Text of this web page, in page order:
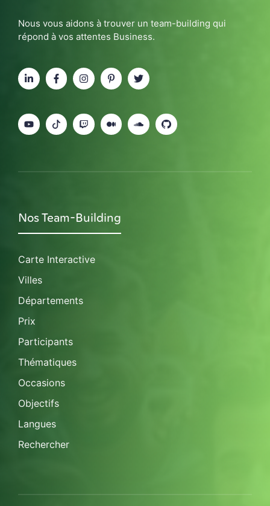
Nous vous aidons à trouver un team-building qui
répond à vos attentes Business.
Nos Team-Building
Carte Interactive
Villes
Départements
Prix
Participants
Thématiques
Occasions
Objectifs
Langues
Rechercher